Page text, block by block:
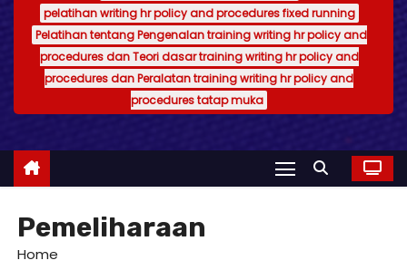
pelatihan writing hr policy and procedures fixed running
Pelatihan tentang Pengenalan training writing hr policy and
procedures dan Teori dasar training writing hr policy and
procedures dan Peralatan training writing hr policy and
procedures tatap muka
Pemeliharaan
Home